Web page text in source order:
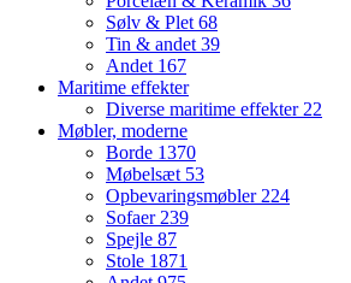
Sølv & Plet68
Tin & andet39
Andet 167
Maritime effekter
Diverse maritime effekter22
Møbler, moderne
Borde 1370
Møbelsæt 53
Opbevaringsmøbler224
Sofaer239
Spejle 87
Stole 1871